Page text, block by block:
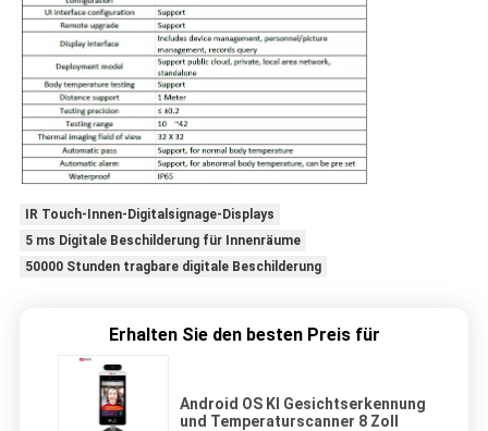
IR Touch-Innen-Digitalsignage-Displays
5 ms Digitale Beschilderung für Innenräume
50000 Stunden tragbare digitale Beschilderung
Erhalten Sie den besten Preis für
Android OS KI Gesichtserkennung
und Temperaturscanner 8 Zoll